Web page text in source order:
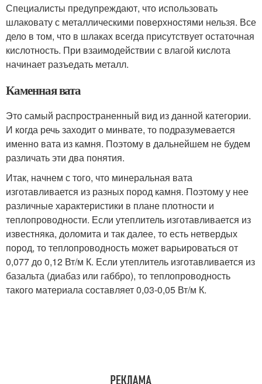
Специалисты предупреждают, что использовать
шлаковату с металлическими поверхностями нельзя. Все
дело в том, что в шлаках всегда присутствует остаточная
кислотность. При взаимодействии с влагой кислота
начинает разъедать металл.
Каменная вата
Это самый распространенный вид из данной категории.
И когда речь заходит о минвате, то подразумевается
именно вата из камня. Поэтому в дальнейшем не будем
различать эти два понятия.
Итак, начнем с того, что минеральная вата
изготавливается из разных пород камня. Поэтому у нее
различные характеристики в плане плотности и
теплопроводности. Если утеплитель изготавливается из
известняка, доломита и так далее, то есть нетвердых
пород, то теплопроводность может варьироваться от
0,077 до 0,12 Вт/м К. Если утеплитель изготавливается из
базальта (диабаз или габбро), то теплопроводность
такого материала составляет 0,03-0,05 Вт/м К.